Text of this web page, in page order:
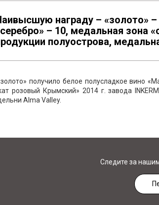
награду – «золото»
– 10, медальная зона
полуострова,
получило белое полусладкое вино
розовый Крымский» 2014 г. завода
Alma Valley.
Следите за